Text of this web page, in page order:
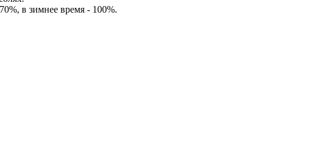
в зимнее время - 100%.